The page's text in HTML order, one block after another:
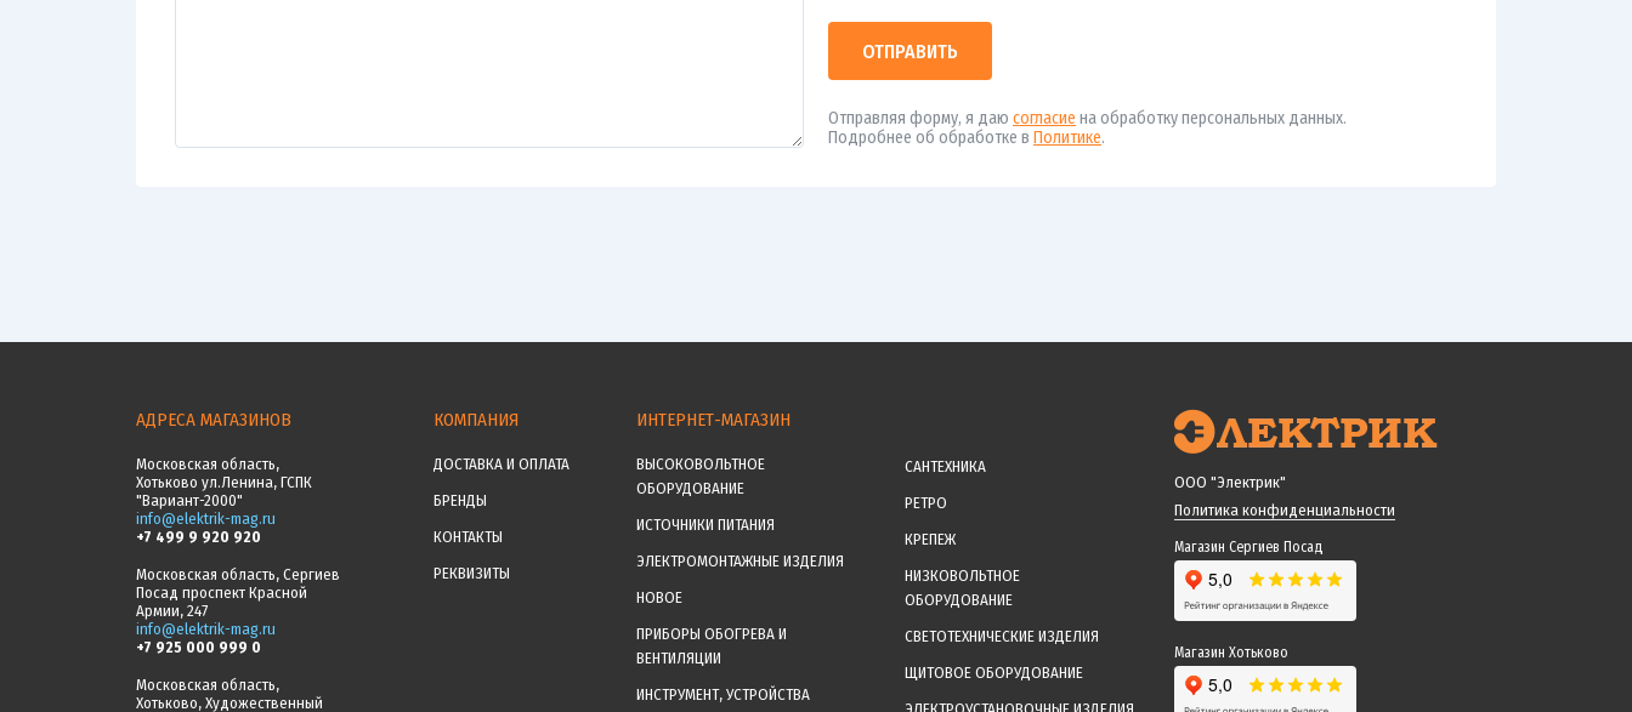
ОТПРАВИТЬ
Отправляя форму, я даю согласие на обработку персональных данных.
Подробнее об обработке в Политике.
АДРЕСА МАГАЗИНОВ
Московская область,
Хотьково ул.Ленина, ГСПК
"Вариант-2000"
info@elektrik-mag.ru
+7 499 9 920 920
Московская область, Сергиев
Посад проспект Красной
Армии, 247
info@elektrik-mag.ru
+7 925 000 999 0
Московская область,
Хотьково, Художественный
КОМПАНИЯ
ДОСТАВКА И ОПЛАТА
БРЕНДЫ
КОНТАКТЫ
РЕКВИЗИТЫ
ИНТЕРНЕТ-МАГАЗИН
ВЫСОКОВОЛЬТНОЕ
ОБОРУДОВАНИЕ
ИСТОЧНИКИ ПИТАНИЯ
ЭЛЕКТРОМОНТАЖНЫЕ ИЗДЕЛИЯ
НОВОЕ
ПРИБОРЫ ОБОГРЕВА И
ВЕНТИЛЯЦИИ
ИНСТРУМЕНТ, УСТРОЙСТВА
САНТЕХНИКА
РЕТРО
КРЕПЕЖ
НИЗКОВОЛЬТНОЕ
ОБОРУДОВАНИЕ
СВЕТОТЕХНИЧЕСКИЕ ИЗДЕЛИЯ
ЩИТОВОЕ ОБОРУДОВАНИЕ
ООО "Электрик"
Политика конфиденциальности
Магазин Сергиев Посад
Магазин Хотьково